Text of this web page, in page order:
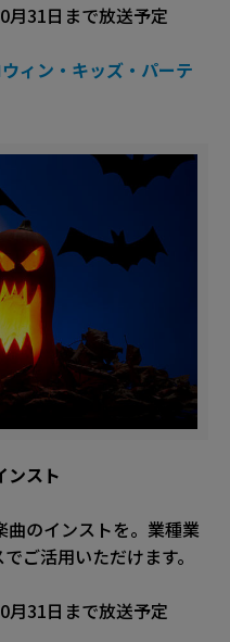
月31日まで放送予定
ン・キッズ・パーテ
ンスト
のインストを。業種業
ご活用いただけます。
月31日まで放送予定